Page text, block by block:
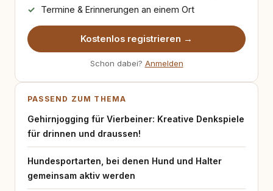
Termine & Erinnerungen an einem Ort
Kostenlos registrieren →
Schon dabei? Anmelden
PASSEND ZUM THEMA
Gehirnjogging für Vierbeiner: Kreative Denkspiele
für drinnen und draussen!
Hundesportarten, bei denen Hund und Halter
gemeinsam aktiv werden